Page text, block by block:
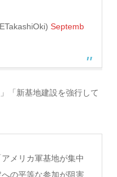
Septemb
「新基地建設を強行して
メリカ軍基地が集中
の平等な参加が阻害